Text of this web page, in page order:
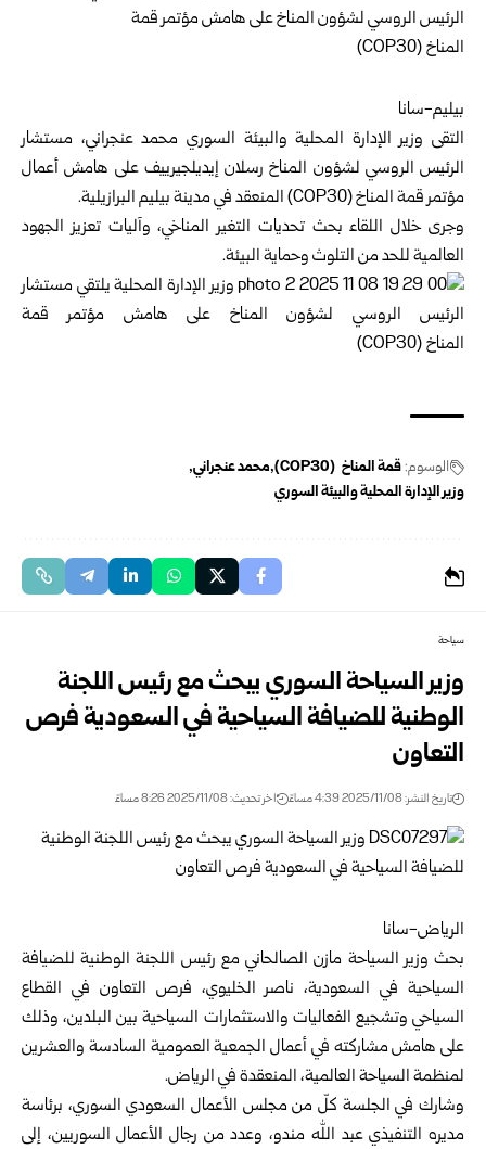
بيليم-سانا
التقى وزير الإدارة المحلية والبيئة السوري محمد عنجراني، مستشار
الرئيس الروسي لشؤون المناخ رسلان إيديلجيرييف على هامش أعمال
مؤتمرقمة المناخ (COP30)
المنعقد في مدينة بيليم البرازيلية.
وجرى خلال اللقاء بحث تحديات التغير المناخي، وآليات تعزيز الجهود
العالمية للحد من التلوث وحماية البيئة.
الوسوم:قمة المناخ (COP30)
محمد عنجراني
وزير الإدارة المحلية والبيئة السوري
سياحة
وزير السياحة السوري يبحث مع رئيس اللجنة
الوطنية للضيافة السياحية في السعودية فرص
التعاون
تاريخ النشر: 2025/11/08 4:39 مساءً اخر تحديث: 2025/11/08 8:26 مساءً
الرياض-سانا
بحث وزير السياحة مازن الصالحاني مع رئيس اللجنة الوطنية للضيافة
السياحية في السعودية، ناصر الخليوي، فرص التعاون في القطاع
السياحي وتشجيع الفعاليات والاستثمارات السياحية بين البلدين، وذلك
على هامش مشاركته في أعمال الجمعية العمومية السادسة والعشرين
لمنظمة السياحة العالمية، المنعقدة في الرياض.
وشارك في الجلسة كلّ من مجلس الأعمال السعودي السوري، برئاسة
مديره التنفيذي عبد الله مندو، وعدد من رجال الأعمال السوريين، إلى